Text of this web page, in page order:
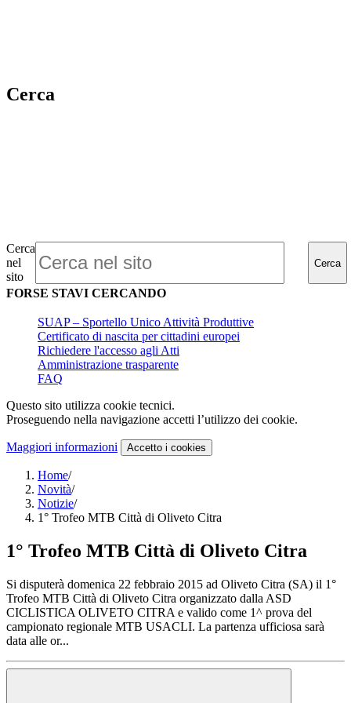
Cerca
Cerca
nel
sito
Cerca
FORSE STAVI CERCANDO
SUAP – Sportello Unico Attività Produttive
Certificato di nascita per cittadini europei
Richiedere l'accesso agli Atti
Amministrazione trasparente
FAQ
Questo sito utilizza cookie tecnici.
Proseguendo nella navigazione accetti l’utilizzo dei cookie.
Maggiori informazioni Accetto i cookies
Home/
Novità/
Notizie/
1° Trofeo MTB Città di Oliveto Citra
1° Trofeo MTB Città di Oliveto Citra
Si disputerà domenica 22 febbraio 2015 ad Oliveto Citra (SA) il 1°
Trofeo MTB Città di Oliveto Citra organizzato dalla ASD
CICLISTICA OLIVETO CITRA e valido come 1^ prova del
campionato regionale MTB USACLI. La partenza ufficiosa sarà
data alle or...